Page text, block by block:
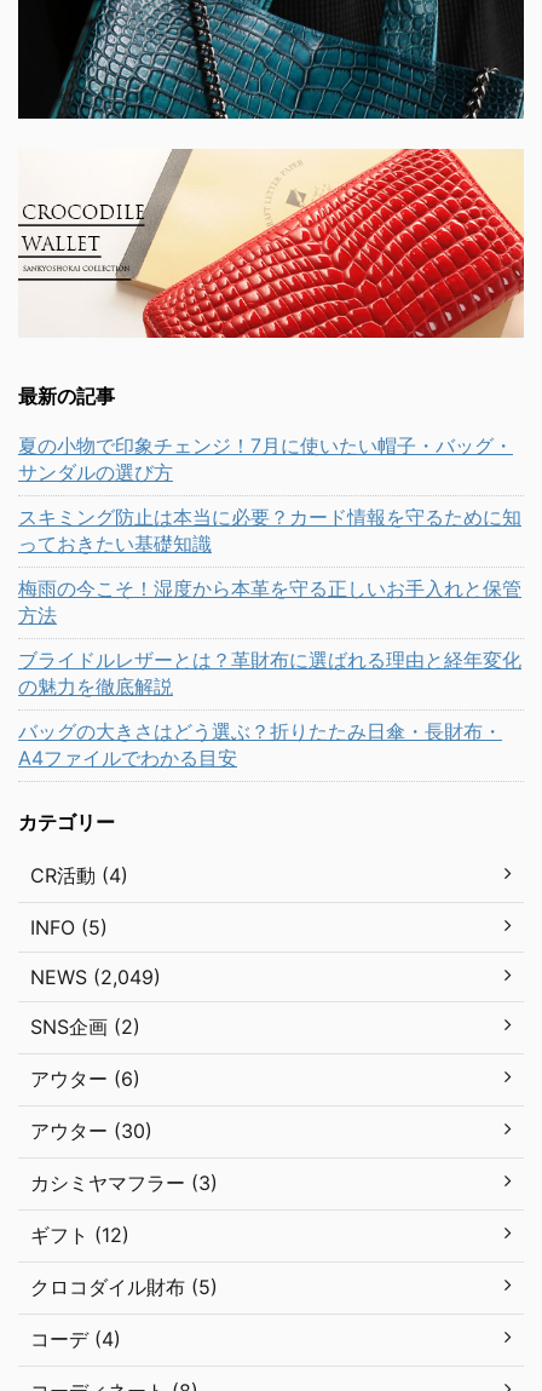
最新の記事
夏の小物で印象チェンジ！7月に使いたい帽子・バッグ・
サンダルの選び方
スキミング防止は本当に必要？カード情報を守るために知
っておきたい基礎知識
梅雨の今こそ！湿度から本革を守る正しいお手入れと保管
方法
ブライドルレザーとは？革財布に選ばれる理由と経年変化
の魅力を徹底解説
バッグの大きさはどう選ぶ？折りたたみ日傘・長財布・
A4ファイルでわかる目安
カテゴリー
CR活動 (4)
INFO (5)
NEWS (2,049)
SNS企画 (2)
アウター (6)
アウター (30)
カシミヤマフラー (3)
ギフト (12)
クロコダイル財布 (5)
コーデ (4)